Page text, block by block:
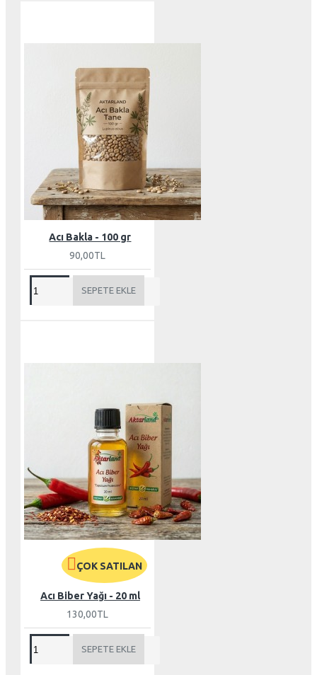
Acı Bakla - 100 gr
90,00TL
SEPETE EKLE
ÇOK SATILAN
Acı Biber Yağı - 20 ml
130,00TL
SEPETE EKLE